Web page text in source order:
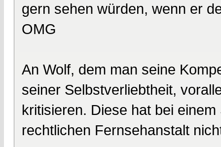
gern sehen würden, wenn er
OMG
An Wolf, dem man seine
seiner Selbstverliebtheit,
kritisieren. Diese hat bei
rechtlichen Fernsehanstalt